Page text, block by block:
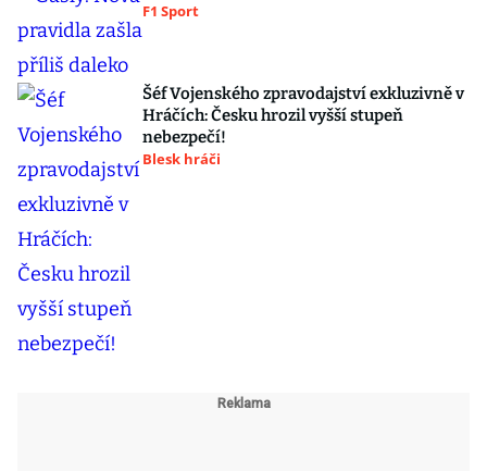
F1 Sport
Šéf Vojenského zpravodajství exkluzivně v
Hráčích: Česku hrozil vyšší stupeň
nebezpečí!
Blesk hráči